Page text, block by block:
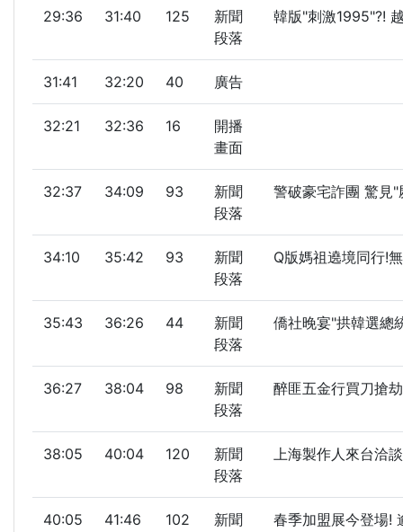
29:36 31:40 125
新聞
段落
韓版"刺激1995"?!
31:41 32:20 40 廣告
32:21 32:36 16
開播
畫面
32:37 34:09 93
新聞
段落
警破豪宅詐團 驚見
34:10 35:42 93
新聞
段落
Q版媽祖遶境同行!
35:43 36:26 44
新聞
段落
僑社晚宴"拱韓選總
36:27 38:04 98
新聞
段落
醉匪五金行買刀搶
38:05 40:04 120
新聞
段落
上海製作人來台洽
40:05 41:46 102 新聞 春季加盟展今登場!